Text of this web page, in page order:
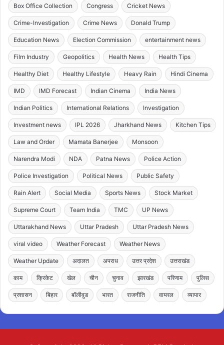
Box Office Collection Congress Cricket News
Crime-Investigation Crime News Donald Trump
Education News Election Commission entertainment news
Film Industry Geopolitics Health News Health Tips
Healthy Diet Healthy Lifestyle Heavy Rain Hindi Cinema
IMD IMD Forecast Indian Cinema India News
Indian Politics International Relations Investigation
Investment news IPL 2026 Jharkhand News Kitchen Tips
Law and Order Mamata Banerjee Monsoon
Narendra Modi NDA Patna News Police Action
Police Investigation Political News Public Safety
Rain Alert Social Media Sports News Stock Market
Supreme Court Team India TMC UP News
Uttarakhand News Uttar Pradesh Uttar Pradesh News
viral video Weather Forecast Weather News
Weather Update अदालत अपराध उत्तर प्रदेश उत्तराखंड
काम क्रिकेट खेल चीन चुनाव झारखंड परिणाम पुलिस
प्रशासन बिहार बॉलीवुड भारत राजनीति वायरल व्यापार